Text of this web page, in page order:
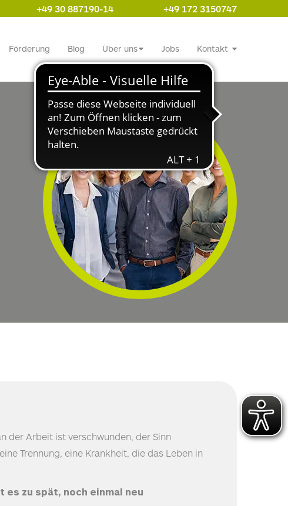
+49 30 887190-14 +49 172 3150747
Förderung Blog Über uns Jobs Kontakt
der Arbeit ist verschwunden, der Sinn
Trennung, eine Krankheit, die das Leben in
es zu spät, noch einmal neu